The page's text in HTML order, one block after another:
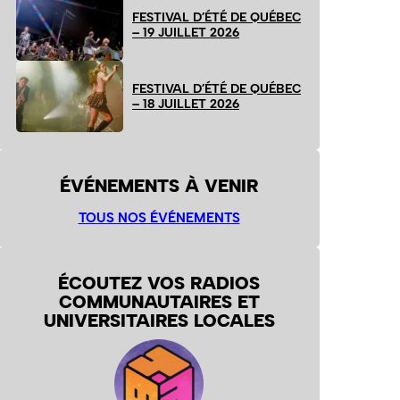
FESTIVAL D’ÉTÉ DE QUÉBEC
– 19 JUILLET 2026
FESTIVAL D’ÉTÉ DE QUÉBEC
– 18 JUILLET 2026
ÉVÉNEMENTS À VENIR
TOUS NOS ÉVÉNEMENTS
ÉCOUTEZ VOS RADIOS
COMMUNAUTAIRES ET
UNIVERSITAIRES LOCALES